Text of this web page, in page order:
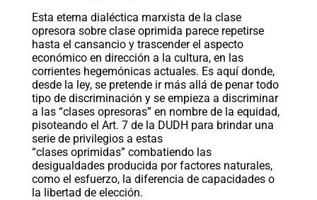
Esta eterna dialéctica marxista de la clase
opresora sobre clase oprimida parece repetirse
hasta el cansancio y trascender el aspecto
económico en dirección a la cultura, en las
corrientes hegemónicas actuales. Es aquí donde,
desde la ley, se pretende ir más allá de penar todo
tipo de discriminación y se empieza a discriminar
a las “clases opresoras” en nombre de la equidad,
pisoteando el Art. 7 de la DUDH para brindar una
serie de privilegios a estas
“clases oprimidas” combatiendo las
desigualdades producida por factores naturales,
como el esfuerzo, la diferencia de capacidades o
la libertad de elección.